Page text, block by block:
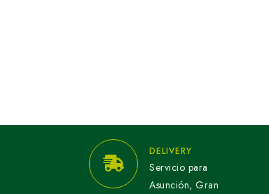
DELIVERY
Servicio para
Asunción, Gran